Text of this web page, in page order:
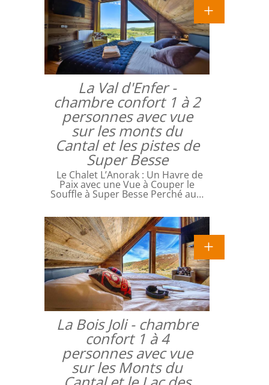
La Val d'Enfer -
chambre confort 1 à 2
personnes avec vue
sur les monts du
Cantal et les pistes de
Super Besse
Le Chalet L’Anorak : Un Havre de
Paix avec une Vue à Couper le
Souffle à Super Besse Perché au…
La Bois Joli - chambre
confort 1 à 4
personnes avec vue
sur les Monts du